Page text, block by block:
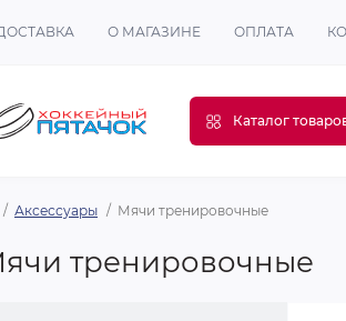
О МАГАЗИНЕ ОПЛАТА
Каталог
Аксессуары Мячи тренировочные
тренировочные